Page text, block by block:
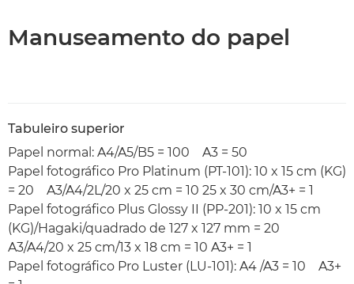
Manuseamento do papel
Tabuleiro superior
Papel normal: A4/A5/B5 = 100 A3 = 50
Papel fotográfico Pro Platinum (PT-101): 10 x 15 cm (KG)
= 20 A3/A4/2L/20 x 25 cm = 10 25 x 30 cm/A3+ = 1
Papel fotográfico Plus Glossy II (PP-201): 10 x 15 cm
(KG)/Hagaki/quadrado de 127 x 127 mm = 20
A3/A4/20 x 25 cm/13 x 18 cm = 10 A3+ = 1
Papel fotográfico Pro Luster (LU-101): A4 /A3 = 10 A3+